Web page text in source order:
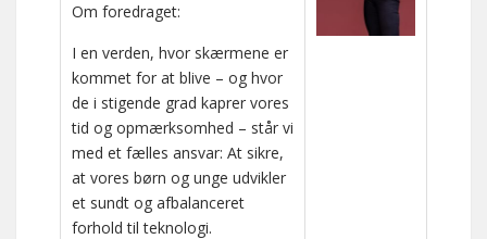
Om foredraget:
I en verden, hvor skærmene er
kommet for at blive – og hvor
de i stigende grad kaprer vores
tid og opmærksomhed – står vi
med et fælles ansvar: At sikre,
at vores børn og unge udvikler
et sundt og afbalanceret
forhold til teknologi.